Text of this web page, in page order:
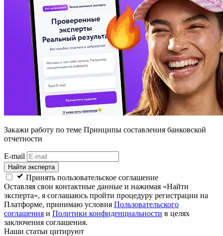
Закажи работу по теме Принципы составления банковской
отчетности
E-mail
Найти эксперта
Принять пользовательское соглашение
Оставляя свои контактные данные и нажимая «Найти
эксперта», я соглашаюсь пройти процедуру регистрации на
Платформе, принимаю условия Пользовательского
соглашения и Политики конфиденциальности в целях
заключения соглашения.
Наши статьи цитируют